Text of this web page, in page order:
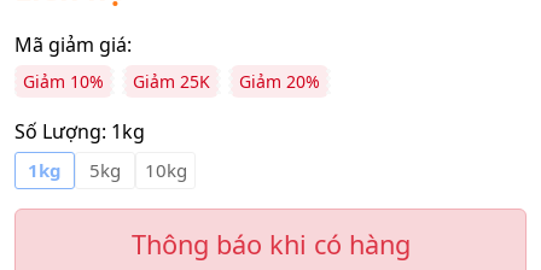
Mã giảm giá:
Giảm 10% Giảm 25K Giảm 20%
Số Lượng: 1kg
1kg 5kg 10kg
Thông báo khi có hàng